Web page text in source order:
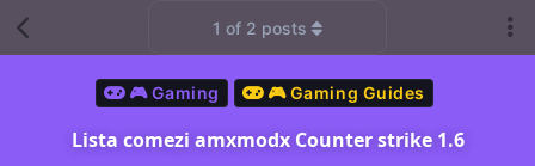
🎮 Gaming 🎮 Gaming Guides
Lista comezi amxmodx Counter strike 1.6
1 of 2 posts